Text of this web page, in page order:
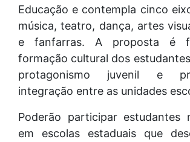
Educação e contempla cinco
música, teatro, dança, artes
e fanfarras. A proposta é
formação cultural dos
protagonismo juvenil e
integração entre as unidades
Poderão participar estudantes
em escolas estaduais que